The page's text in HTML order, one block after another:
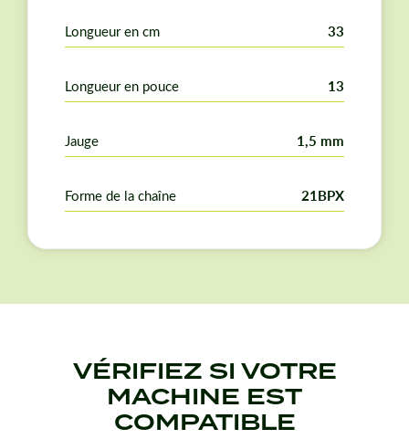
Longueur en cm 33
Longueur en pouce 13
Jauge 1,5 mm
Forme de la chaîne 21BPX
VÉRIFIEZ SI VOTRE
MACHINE EST
COMPATIBLE